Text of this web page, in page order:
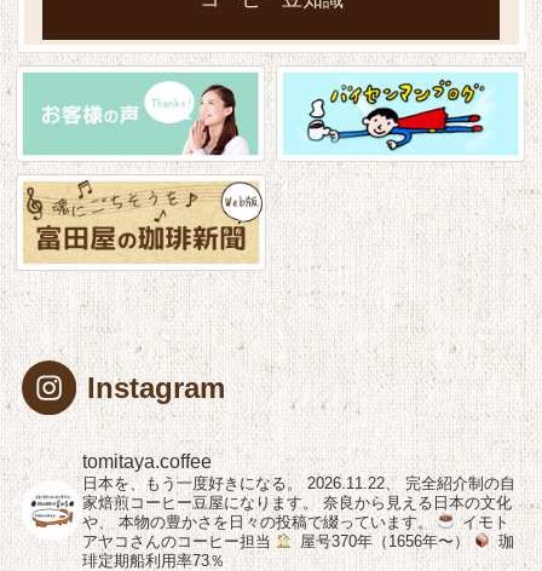
Instagram
tomitaya.coffee
日本を、もう一度好きになる。2026.11.22、 完全紹介制の自
家焙煎コーヒー豆屋になります。
奈良から見える日本の文化
や、
本物の豊かさを日々の投稿で綴っています。
イモト
アヤコさんのコーヒー担当
屋号370年（1656年〜）
珈
琲定期船利用率73％